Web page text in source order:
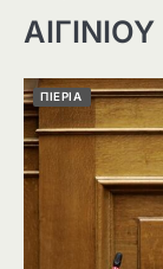
ΑΙΓΙΝΙΟΥ
ΠΙΕΡΙΑ